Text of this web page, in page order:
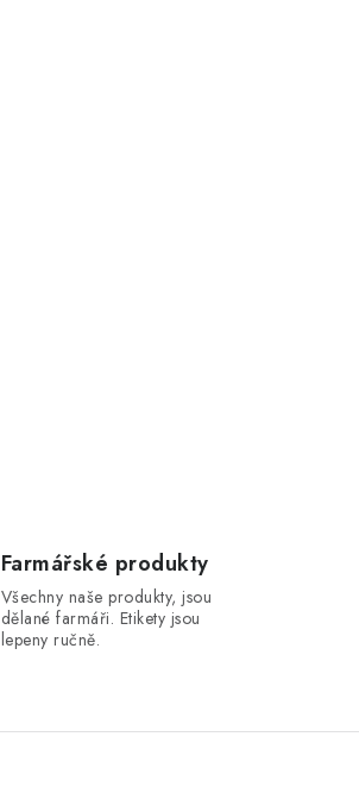
Farmářské produkty
Všechny naše produkty, jsou
dělané farmáři. Etikety jsou
lepeny ručně.